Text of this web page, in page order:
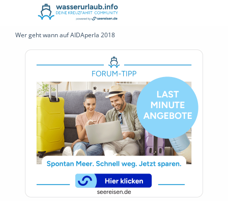
Wer geht wann auf AIDAperla 2018